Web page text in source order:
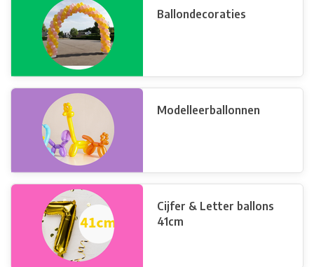
Ballondecoraties
Modelleerballonnen
Cijfer & Letter ballons
41cm